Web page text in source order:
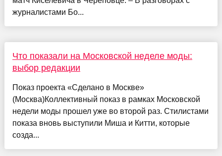
журналистами Бо...
Что показали на Московской неделе моды:
выбор редакции
Показ проекта «Сделано в Москве»
(Москва)Коллективный показ в рамках Московской
недели моды прошел уже во второй раз. Стилистами
показа вновь выступили Миша и Китти, которые
созда...